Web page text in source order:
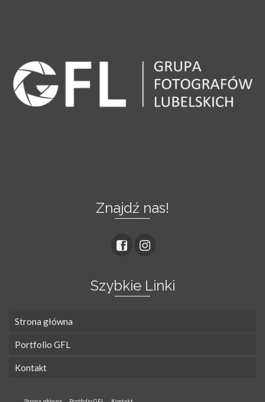
Znajdź nas!
Szybkie Linki
Strona główna
Portfolio GFL
Kontakt